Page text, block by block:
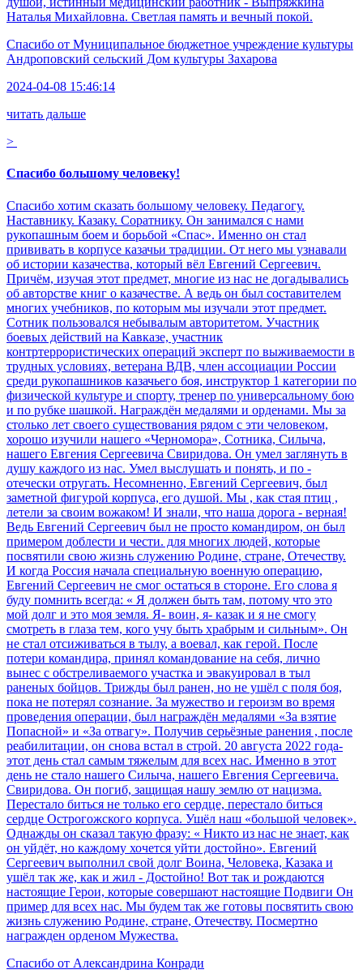
Наталья Михайловна. Светлая память и вечный покой.
Спасибо от Муниципальное бюджетное учреждение культуры
Андроповский сельский Дом культуры Захарова
2024-04-08 15:46:14
читать дальше
>
Спасибо большому человеку!
Спасибо хотим сказать большому человеку. Педагогу.
Наставнику. Казаку. Соратнику. Он занимался с нами
рукопашным боем и борьбой «Спас». Именно он стал
прививать в корпусе казачьи традиции. От него мы узнавали
об истории казачества, который вёл Евгений Сергеевич.
Причём, изучая этот предмет, многие из нас не догадывались
об авторстве книг о казачестве. А ведь он был составителем
многих учебников, по которым мы изучали этот предмет.
Сотник пользовался небывалым авторитетом. Участник
боевых действий на Кавказе, участник
контртеррористических операций эксперт по выживаемости в
трудных условиях, ветерана ВДВ, член ассоциации России
среди рукопашников казачьего боя, инструктор 1 категории по
физической культуре и спорту, тренер по универсальному бою
и по рубке шашкой. Награждён медалями и орденами. Мы за
столько лет своего существования рядом с эти человеком,
хорошо изучили нашего «Черномора», Сотника, Силыча,
нашего Евгения Сергеевича Свиридова. Он умел заглянуть в
душу каждого из нас. Умел выслушать и понять, и по -
отечески отругать. Несомненно, Евгений Сергеевич, был
заметной фигурой корпуса, его душой. Мы , как стая птиц ,
летели за своим вожаком! И знали, что наша дорога - верная!
Ведь Евгений Сергеевич был не просто командиром, он был
примером доблести и чести. для многих людей, которые
посвятили свою жизнь служению Родине, стране, Отечеству.
И когда Россия начала специальную военную операцию,
Евгений Сергеевич не смог остаться в стороне. Его слова я
буду помнить всегда: « Я должен быть там, потому что это
мой долг и это моя земля. Я- воин, я- казак и я не смогу
смотреть в глаза тем, кого учу быть храбрым и сильным». Он
не стал отсиживаться в тылу, а воевал, как герой. После
потери командира, принял командование на себя, лично
вынес с обстреливаемого участка и эвакуировал в тыл
раненых бойцов. Трижды был ранен, но не ушёл с поля боя,
пока не потерял сознание. За мужество и героизм во время
проведения операции, был награждён медалями «За взятие
Попасной» и «За отвагу». Получив серьёзные ранения , после
реабилитации, он снова встал в строй. 20 августа 2022 года-
этот день стал самым тяжелым для всех нас. Именно в этот
день не стало нашего Силыча, нашего Евгения Сергеевича.
Свиридова. Он погиб, защищая нашу землю от нацизма.
Перестало биться не только его сердце, перестало биться
сердце Острогожского корпуса. Ушёл наш «большой человек».
Однажды он сказал такую фразу: « Никто из нас не знает, как
он уйдёт, но каждому хочется уйти достойно». Евгений
Сергеевич выполнил свой долг Воина, Человека, Казака и
ушёл так же, как и жил - Достойно! Вот так и рождаются
настоящие Герои, которые совершают настоящие Подвиги Он
пример для всех нас. Мы будем так же готовы посвятить свою
жизнь служению Родине, стране, Отечеству. Посмертно
награжден орденом Мужества.
Спасибо от Александрина Конради